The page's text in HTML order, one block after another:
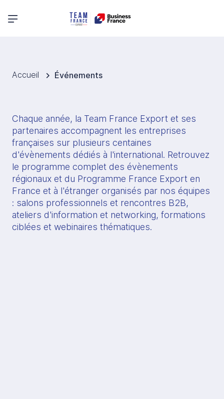
Menu principal
Accueil Événements
Chaque année, la Team France Export et ses
partenaires accompagnent les entreprises
françaises sur plusieurs centaines
d'évènements dédiés à l'international. Retrouvez
le programme complet des évènements
régionaux et du Programme France Export en
France et à l'étranger organisés par nos équipes
: salons professionnels et rencontres B2B,
ateliers d'information et networking, formations
ciblées et webinaires thématiques.